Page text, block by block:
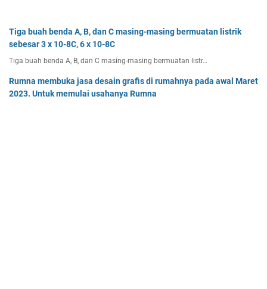
Tiga buah benda A, B, dan C masing-masing bermuatan listrik
sebesar 3 x 10-8C, 6 x 10-8C
Tiga buah benda A, B, dan C masing-masing bermuatan listr…
Rumna membuka jasa desain grafis di rumahnya pada awal Maret
2023. Untuk memulai usahanya Rumna